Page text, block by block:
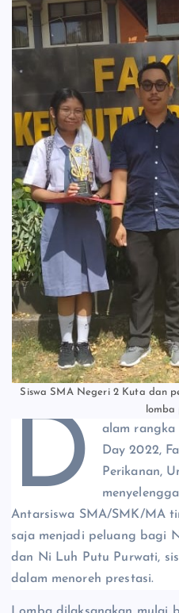
Siswa SMA Negeri 2 Kuta dan
lomba
D
alam rangka
Day 2022,
Perikanan,
Antarsiswa SMA/SMK/MA
saja menjadi peluang bagi
dan Ni Luh Putu Purwati,
dalam menoreh prestasi.